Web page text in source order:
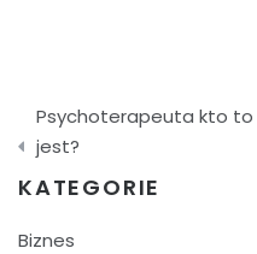
Nawigacja
wpisu
Psychoterapeuta kto to
jest?
KATEGORIE
Biznes